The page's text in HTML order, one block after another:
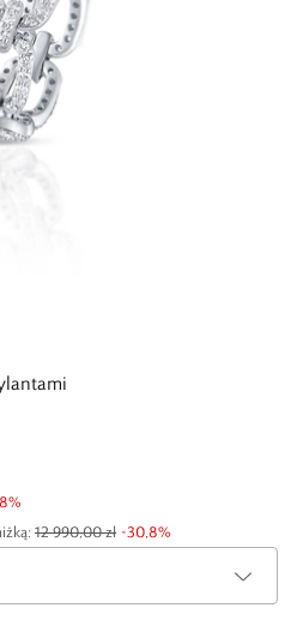
12 990,00 zł -30,8%
%